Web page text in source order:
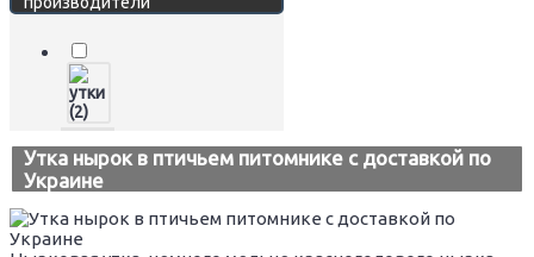
Утка нырок в птичьем питомнике с доставкой по
Украине